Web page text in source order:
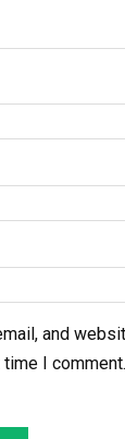
and
I comment.